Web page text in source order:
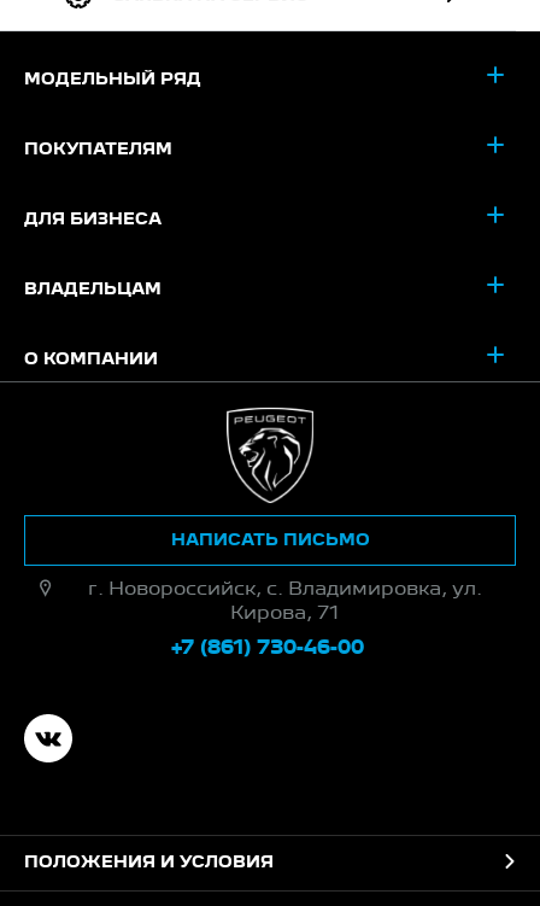
МОДЕЛЬНЫЙ РЯД
ПОКУПАТЕЛЯМ
ДЛЯ БИЗНЕСА
ВЛАДЕЛЬЦАМ
О КОМПАНИИ
г. Новороссийск, с. Владимировка, ул.
Кирова, 71
+7 (861) 730-46-00
НАПИСАТЬ ПИСЬМО
ПОЛОЖЕНИЯ И УСЛОВИЯ